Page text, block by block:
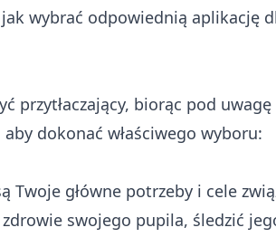
wybrać odpowiednią aplikację
przytłaczający, biorąc pod
dokonać właściwego wyboru:
główne potrzeby i cele
swojego pupila, śledzić